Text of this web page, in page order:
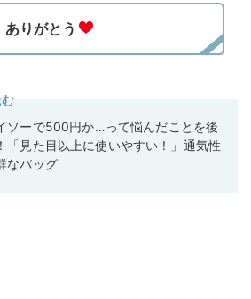
ソーで500円か…って悩んだことを後
「見た目以上に使いやすい！」通気性
なバッグ